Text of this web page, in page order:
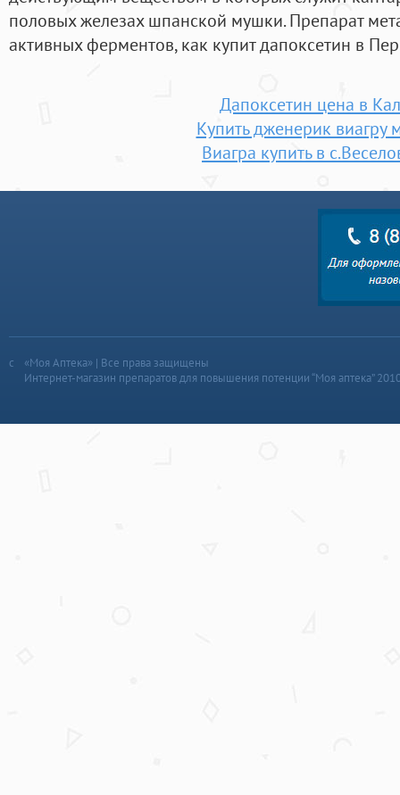
половых железах шпанской мушки. Препарат
активных ферментов, как купит дапоксетин в
Дапоксетин цена в
Купить дженерик виагру
Виагра купить в
«Моя Аптека» | Все права защищены
Интернет-магазин препаратов для повышения потенции “Моя аптека”